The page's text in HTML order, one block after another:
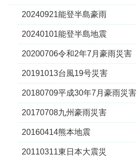
20240921能登半島豪雨
20240101能登半島地震
20200706令和2年7月豪雨災害
20191013台風19号災害
20180709平成30年7月豪雨災害
20170708九州豪雨災害
20160414熊本地震
20110311東日本大震災